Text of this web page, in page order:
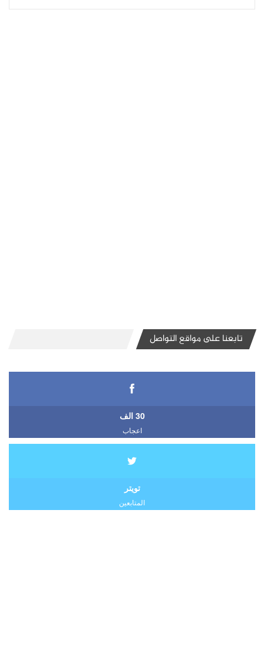
تابعنا على مواقع التواصل
30 الف
اعجاب
تويتر
المتابعين